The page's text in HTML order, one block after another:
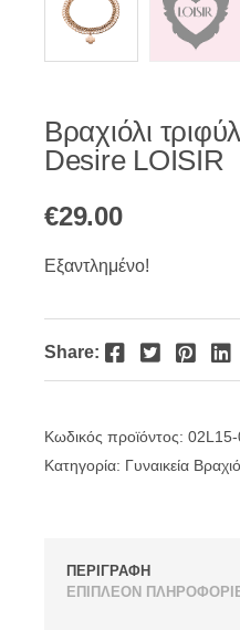
Βραχιόλι
Desire LOISIR
€29.00
Εξαντλημένο!
Share: Facebook Twitter Pinterest LinkedIn
Κωδικός προϊόντος:
Κατηγορία: Γυναικεία
ΠΕΡΙΓΡΑΦΗ
ΕΠΙΠΛΕΟΝ